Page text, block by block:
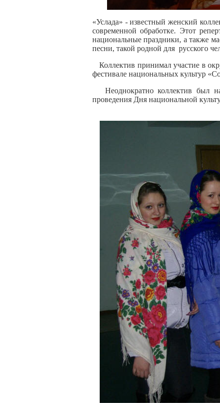
«Услада» - известный женский
современной обработке. Этот
национальные праздники, а также
песни, такой родной для русского
Коллектив принимал участие в
фестивале национальных культур
Неоднократно коллектив был
проведения Дня национальной